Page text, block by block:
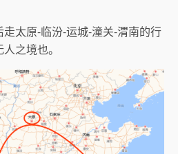
太原-临汾-运城-潼关-渭南的行
之境也。